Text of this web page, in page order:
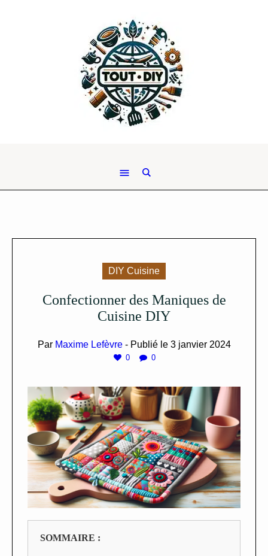
DIY Cuisine
Confectionner des Maniques de
Cuisine DIY
Par Maxime Lefèvre - Publié le 3 janvier 2024
0 0
SOMMAIRE :